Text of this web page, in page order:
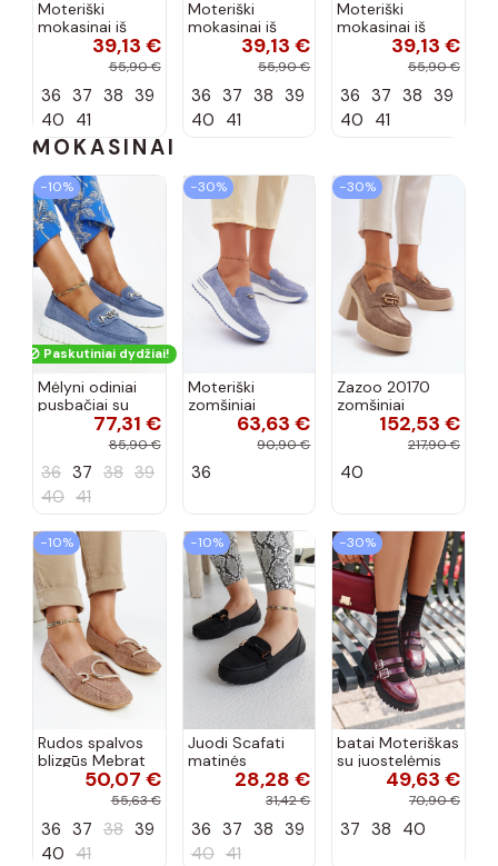
Moteriški
mokasinai iš
dirbtinės
zomšos, rudos
39,13 €
55,90 €
36 37 38 39
40 41
Moteriški
mokasinai iš
dirbtinės
zomšos, molio
39,13 €
55,90 €
36 37 38 39
40 41
Moteriški
mokasinai iš
dirbtinės
zomšos, smėlio
39,13 €
55,90 €
36 37 38 39
40 41
MOKASINAI
−10%
Paskutiniai dydžiai!
Mėlyni odiniai
pusbačiai su
dekoratyvine
sagtimi Taija
77,31 €
85,90 €
36 37 38 39
40 41
−30%
Moteriški
zomšiniai
mokasinai
Demela mėlynos
63,63 €
90,90 €
36
−30%
Zazoo 20170
zomšiniai
bateliai su
kulniukais smėlio
152,53 €
217,90 €
40
−10%
Rudos spalvos
blizgūs Mebrat
bateliai50,07 €
55,63 €
36 37 38 39
40 41
−10%
Juodi Scafati
matinės
apdailos bateliai
28,28 €
31,42 €
36 37 38 39
40 41
−30%
batai Moteriškas
su juostelėmis
su lako efektu
bordo spalvos
49,63 €
70,90 €
37 38 40